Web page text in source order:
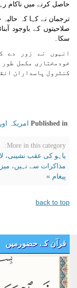
حاصل کرنے میں ناکام
ترجمان نے کہا کہ
صلاحیتوں کے باوجود
سکا۔
انہوں نے زور دے
خودمختاری مکمل
کنٹرول پاسداران
Published in امریکہ
More in this category:
یاہو کی عقب نشینی،
مذاکرات سے نہیں،
پیغام »
back to top
قرآن کے حضورمیں